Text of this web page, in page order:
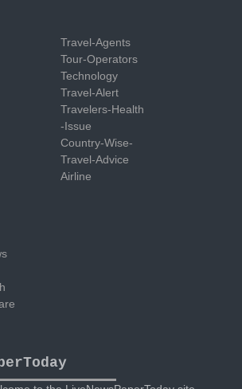
Travel-Agents
Tour-Operators
Technology
Travel-Alert
Travelers-Health
-Issue
Country-Wise-
Travel-Advice
Airline